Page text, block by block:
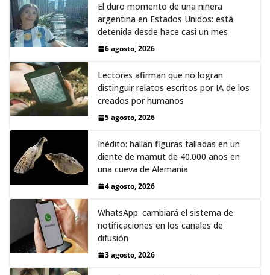
El duro momento de una niñera
argentina en Estados Unidos: está
detenida desde hace casi un mes
6 agosto, 2026
Lectores afirman que no logran
distinguir relatos escritos por IA de los
creados por humanos
5 agosto, 2026
Inédito: hallan figuras talladas en un
diente de mamut de 40.000 años en
una cueva de Alemania
4 agosto, 2026
WhatsApp: cambiará el sistema de
notificaciones en los canales de
difusión
3 agosto, 2026